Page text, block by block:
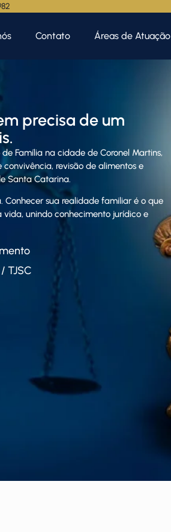
Contato Áreas de Atuação
precisa de um
Família na cidade de Coronel Martins,
revisão de alimentos e
Santa Catarina.
sua realidade familiar é o que
unindo conhecimento jurídico e
TJSC